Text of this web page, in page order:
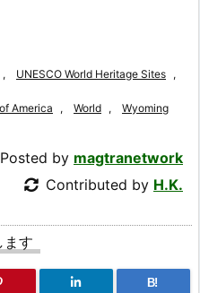
, UNESCO World Heritage Sites ,
America , World , Wyoming
Posted by magtranetwork
Contributed by H.K.
ます
B!